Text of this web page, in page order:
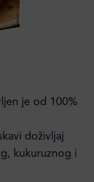
je od 100%
doživljaj
kukuruznog i